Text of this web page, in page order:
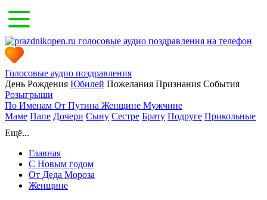
Голосовые аудио поздравления
День Рождения Юбилей Пожелания Признания События
Розыгрыши
По Именам От Путина Женщине Мужчине
Маме Папе Дочери Сыну Сестре Брату Подруге Прикольные
Ещё...
Главная
С Новым годом
От Деда Мороза
Женщине